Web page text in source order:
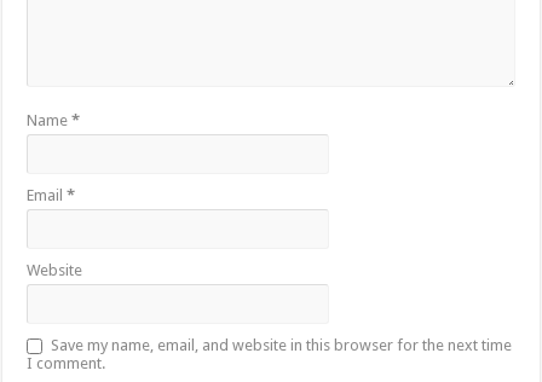
Name*
Email*
Website
Save my name, email, and website in this browser for the next time
I comment.